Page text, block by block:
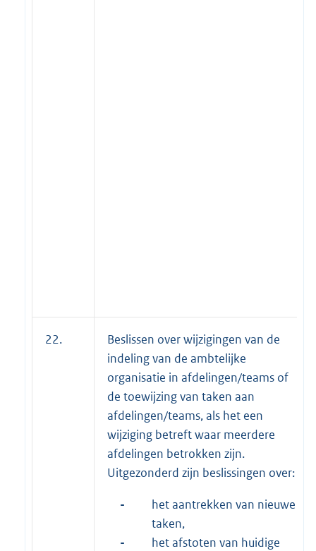
22.
Beslissen over wijzigingen van de
indeling van de ambtelijke
organisatie in afdelingen/teams of
de toewijzing van taken aan
afdelingen/teams, als het een
wijziging betreft waar meerdere
afdelingen betrokken zijn.
Uitgezonderd zijn beslissingen over:
-
het aantrekken van nieuwe
taken,
-
het afstoten van huidige